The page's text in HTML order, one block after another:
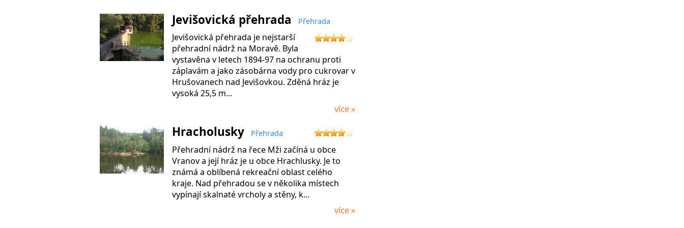
Jevišovická přehrada Přehrada
Jevišovická přehrada je nejstarší
přehradní nádrž na Moravě. Byla
vystavěna v letech 1894-97 na ochranu proti
záplavám a jako zásobárna vody pro cukrovar v
Hrušovanech nad Jevišovkou. Zděná hráz je
vysoká 25,5 m…
více »
Hracholusky Přehrada
Přehradní nádrž na řece Mži začíná u obce
Vranov a její hráz je u obce Hrachlusky. Je to
známá a oblíbená rekreační oblast celého
kraje. Nad přehradou se v několika místech
vypínají skalnaté vrcholy a stěny, k…
více »